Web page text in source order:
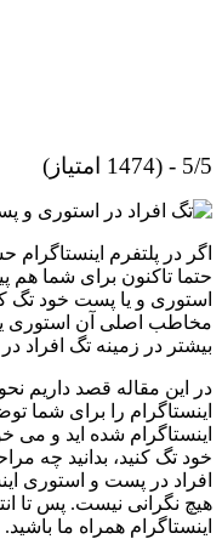
5/5 - (1474 امتیاز)
اگر در پلتفرم
حتما تاکنون برای شما هم
استوری و یا پست خود تگ
مخاطب اصلی آن استوری
بیشتر در زمینه تگ افراد
در این مقاله قصد داریم
اینستاگرام را برای شما
اینستاگرام شده اید و
خود تگ کنید، بدانید چه
افراد در پست و استوری
هیچ نگرانی نیست. پس تا
اینستاگرام همراه ما باشید.